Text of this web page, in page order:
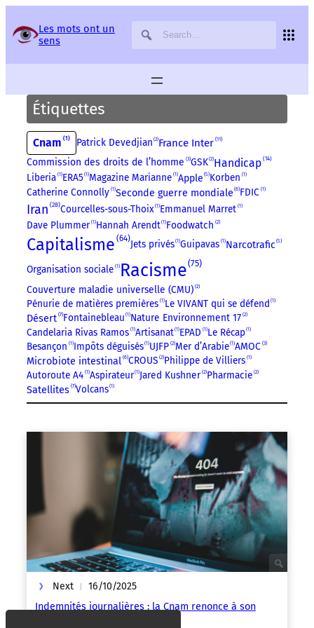
Les mots ont un
sens
Étiquettes
Cnam 1 Patrick Devedjian 2 France Inter 11
Commission des droits de l’homme 3 GSK 2 Handicap 14
Liberia 1 ERA5 1 Magazine Marianne 1 Apple 5 Korben 1
Catherine Connolly 1 Seconde guerre mondiale 6 FDIC 1
Iran 28 Courcelles-sous-Thoix 1 Emmanuel Marret 1
Dave Plummer 1 Hannah Arendt 1 Foodwatch 2
Capitalisme 64
Jets privés 1 Guipavas 1 Narcotrafic 5
Organisation sociale 1 Racisme 75
Couverture maladie universelle (CMU) 2
Pénurie de matières premières 1 Le VIVANT qui se défend 1
Désert 7 Fontainebleau 1 Nature Environnement 17 2
Candelaria Rivas Ramos 1 Artisanat 1 EPAD 1 Le Récap 1
Besançon 1 Impôts déguisés 1 UJFP 2 Mer d’Arabie 1 AMOC 3
Microbiote intestinal 6 CROUS 2 Philippe de Villiers 1
Autoroute A4 1 Aspirateur 1 Jared Kushner 2 Pharmacie 2
Satellites 7 Volcans 1
Next | 16/10/2025
Indemnités journalières : la Cnam renonce à son
Panneau de gestion des services